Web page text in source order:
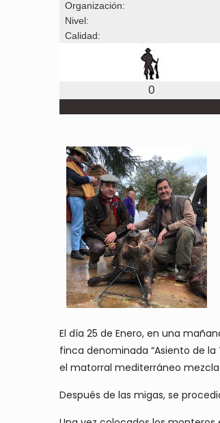
Organización:
Nivel:
Calidad:
0
El día 25 de Enero, en una
finca denominada “Asiento de
el matorral mediterráneo
Después de las migas, se